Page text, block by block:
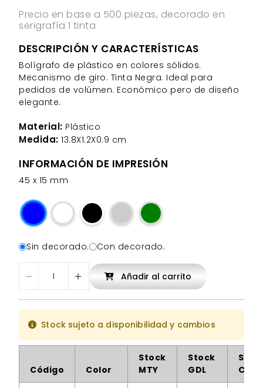
Precio en base a 500 piezas, decorado en
serigrafía 1 tinta
DESCRIPCIÓN Y CARACTERÍSTICAS
Bolígrafo de plástico en colores sólidos.
Mecanismo de giro. Tinta Negra. Ideal para
pedidos de volúmen. Económico pero de diseño
elegante.
Material: Plástico
Medida: 13.8X1.2X0.9 cm
INFORMACIÓN DE IMPRESIÓN
45 x 15 mm
Sin decorado. Con decorado.
Añadir al carrito
Stock sujeto a disponibilidad y cambios
Código Color
Stock
MTY
Stock
GDL